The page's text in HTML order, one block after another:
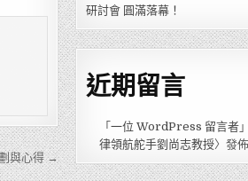
與心得 →
研討會 圓滿落幕！
近期留言
「一位 WordPress 留言者
律領航舵手劉尚志教授〉發